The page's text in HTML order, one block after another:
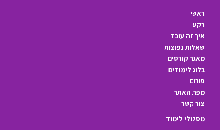
ראשי
רקע
איך זה עובד
שאלות נפוצות
מאגר קורסים
בלוג לימודים
פורום
מפת האתר
צור קשר
מסלולי לימוד